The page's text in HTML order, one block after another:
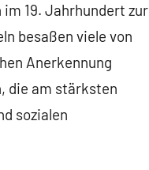
19. Jahrhundert zur
besaßen viele von
Anerkennung
die am stärksten
sozialen